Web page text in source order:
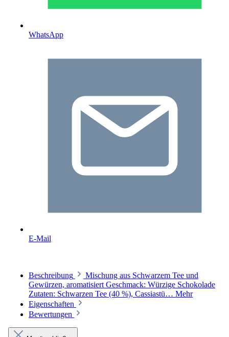
WhatsApp
E-Mail
Beschreibung
Mischung aus Schwarzem Tee und
Gewürzen, aromatisiert Geschmack: Würzige Schokolade
Zutaten: Schwarzen Tee (40 %), Cassiastü… Mehr
Eigenschaften
Bewertungen